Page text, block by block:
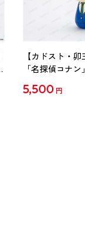
【カドスト・
「名探偵コナ
5,500 円